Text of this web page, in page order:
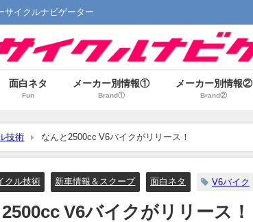
サイクルナビゲーター
面白ネタ
Fun
メーカー別情報①
Brand①
メーカー別情報②
Brand②
技術 なんと2500cc V6バイクがリリース！
クル技術 新車情報＆スクープ 面白ネタ V6バイク
V6バイクがリリース！